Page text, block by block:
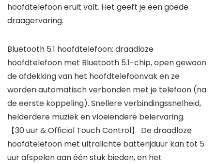
hoofdtelefoon eruit valt. Het geeft je een goede
draagervaring.
Bluetooth 5.1 hoofdtelefoon: draadloze
hoofdtelefoon met Bluetooth 5.1-chip, open gewoon
de afdekking van het hoofdtelefoonvak en ze
worden automatisch verbonden met je telefoon (na
de eerste koppeling). Snellere verbindingssnelheid,
helderdere muziek en vloeiendere belervaring.
【30 uur & Official Touch Control】 De draadloze
hoofdtelefoon met ultralichte batterijduur kan tot 5
uur afspelen aan één stuk bieden, en het